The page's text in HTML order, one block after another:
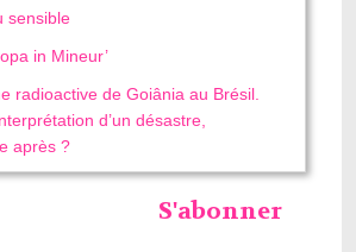
sensible
in Mineur’
radioactive de Goiânia au Brésil.
d’un désastre,
après ?
S'abonner